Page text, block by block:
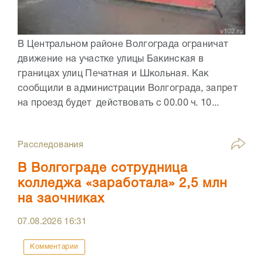
В Центральном районе Волгограда ограничат
движение на участке улицы Бакинская в
границах улиц Печатная и Школьная. Как
сообщили в администрации Волгограда, запрет
на проезд будет действовать с 00.00 ч. 10...
Расследования
В Волгограде сотрудница
колледжа «заработала» 2,5 млн
на заочниках
07.08.2026 16:31
Комментарии